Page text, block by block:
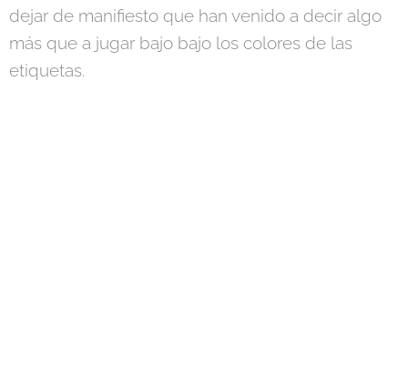
dejar de manifiesto que han venido a decir algo
más que a jugar bajo bajo los colores de las
etiquetas.